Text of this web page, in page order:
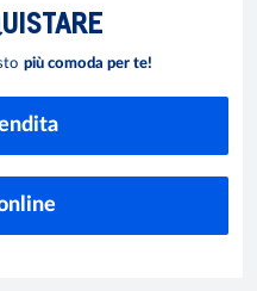
più comoda per te!